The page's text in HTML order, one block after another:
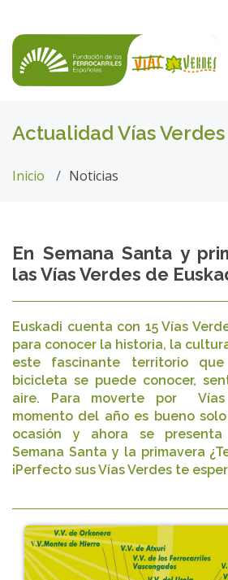
Actualidad Vías Verdes
Inicio Noticias
En Semana Santa y
las Vías Verdes de
Euskadi cuenta con 15 Vías
para conocer la historia, la
este fascinante territorio
bicicleta se puede conocer,
aire. Para moverte por Vías
momento del año es bueno
ocasión y ahora se
Semana Santa y la primavera
¡Perfecto sus Vías Verdes te